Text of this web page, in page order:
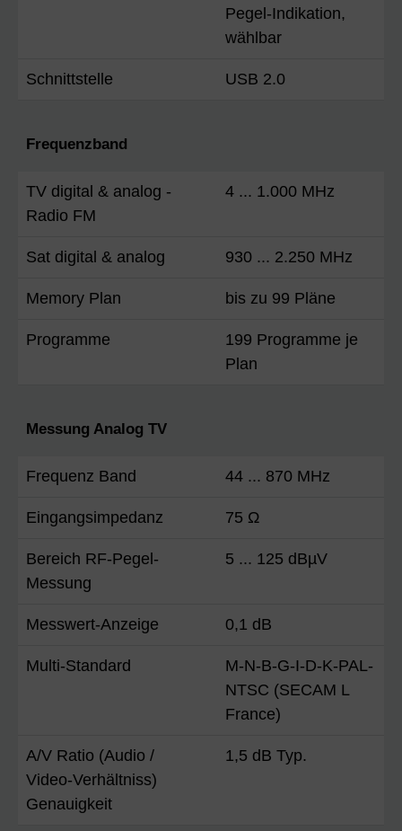
Pegel-Indikation,
wählbar
Schnittstelle USB 2.0
Frequenzband
TV digital & analog -
Radio FM
4 ... 1.000 MHz
Sat digital & analog 930 ... 2.250 MHz
Memory Plan bis zu 99 Pläne
Programme
199 Programme je
Plan
Messung Analog TV
Frequenz Band 44 ... 870 MHz
Eingangsimpedanz 75 Ω
Bereich RF-Pegel-
Messung
5 ... 125 dBµV
Messwert-Anzeige 0,1 dB
Multi-Standard
M-N-B-G-I-D-K-PAL-
NTSC (SECAM L
France)
A/V Ratio (Audio /
Video-Verhältniss)
Genauigkeit
1,5 dB Typ.